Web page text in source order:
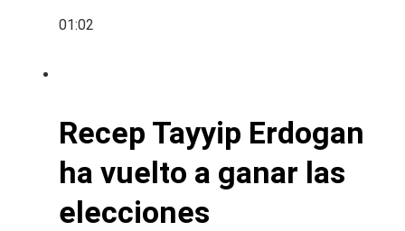
01:02
Recep Tayyip Erdogan
ha vuelto a ganar las
elecciones